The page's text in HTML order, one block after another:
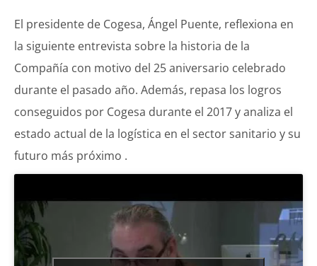
El presidente de Cogesa, Ángel Puente, reflexiona en
la siguiente entrevista sobre la historia de la
Compañía con motivo del 25 aniversario celebrado
durante el pasado año. Además, repasa los logros
conseguidos por Cogesa durante el 2017 y analiza el
estado actual de la logística en el sector sanitario y su
futuro más próximo .